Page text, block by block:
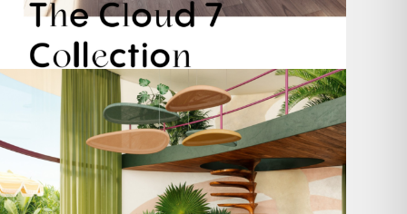
Take a walk on the wild side. 🐆
Anlässlich...
104 1